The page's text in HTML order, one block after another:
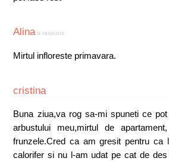
Alina a raspuns
Mirtul infloreste primavara.
cristina
Buna ziua,va rog sa-mi spuneti ce
arbustului meu,mirtul de
frunzele.Cred ca am gresit pentru ca
calorifer si nu l-am udat pe cat de